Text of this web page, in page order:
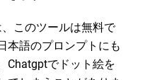
このツールは無料で
本語のプロンプトにも
Chatgptでドット絵を